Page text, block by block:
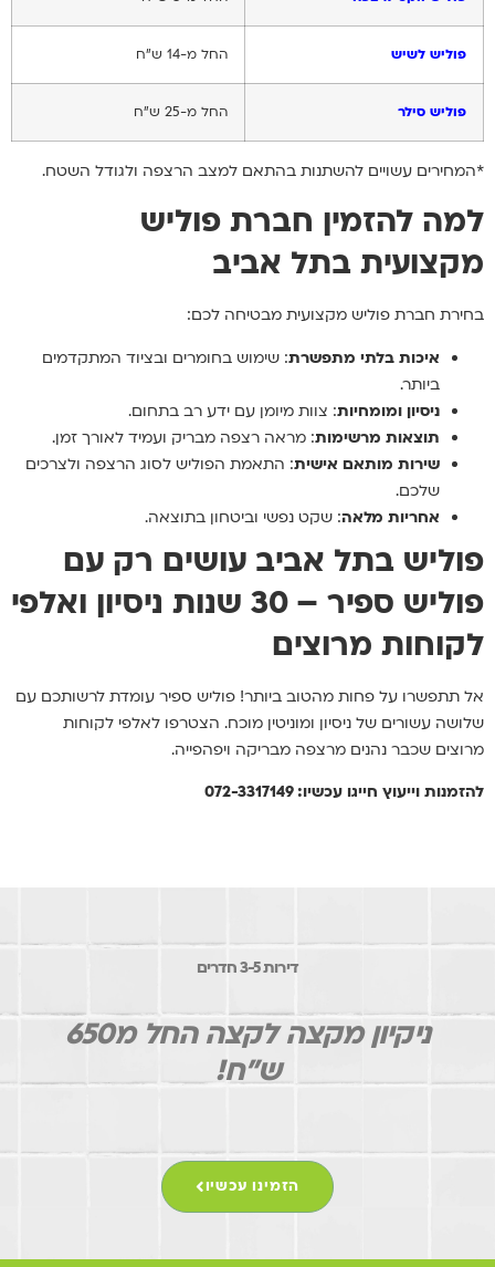
פוליש לשיש החל מ-14 ש"ח
פוליש סילר החל מ-25 ש"ח
*המחירים עשויים להשתנות בהתאם למצב הרצפה ולגודל השטח.
למה להזמין חברת פוליש
מקצועית בתל אביב
בחירת חברת פוליש מקצועית מבטיחה לכם:
איכות בלתי מתפשרת: שימוש בחומרים ובציוד המתקדמים
ביותר.
ניסיון ומומחיות: צוות מיומן עם ידע רב בתחום.
תוצאות מרשימות: מראה רצפה מבריק ועמיד לאורך זמן.
שירות מותאם אישית: התאמת הפוליש לסוג הרצפה ולצרכים
שלכם.
אחריות מלאה: שקט נפשי וביטחון בתוצאה.
פוליש בתל אביב עושים רק עם
פוליש ספיר – 30 שנות ניסיון ואלפי
לקוחות מרוצים
אל תתפשרו על פחות מהטוב ביותר! פוליש ספיר עומדת לרשותכם עם
שלושה עשורים של ניסיון ומוניטין מוכח. הצטרפו לאלפי לקוחות
מרוצים שכבר נהנים מרצפה מבריקה ויפהפייה.
להזמנות וייעוץ חייגו עכשיו: 072-3317149
דירות 3-5 חדרים
ניקיון מקצה לקצה החל מ650
ש"ח!
הזמינו עכשיו